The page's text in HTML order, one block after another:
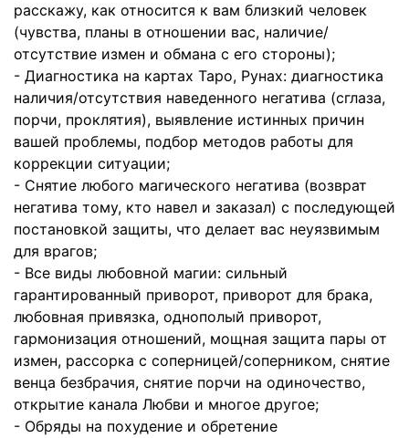
расскажу, как относится к вам близкий человек
(чувства, планы в отношении вас, наличие/
отсутствие измен и обмана с его стороны);
- Диагностика на картах Таро, Рунах: диагностика
наличия/отсутствия наведенного негатива (сглаза,
порчи, проклятия), выявление истинных причин
вашей проблемы, подбор методов работы для
коррекции ситуации;
- Снятие любого магического негатива (возврат
негатива тому, кто навел и заказал) с последующей
постановкой защиты, что делает вас неуязвимым
для врагов;
- Все виды любовной магии: сильный
гарантированный приворот, приворот для брака,
любовная привязка, однополый приворот,
гармонизация отношений, мощная защита пары от
измен, рассорка с соперницей/соперником, снятие
венца безбрачия, снятие порчи на одиночество,
открытие канала Любви и многое другое;
- Обряды на похудение и обретение